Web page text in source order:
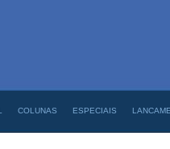
COLUNAS ESPECIAIS